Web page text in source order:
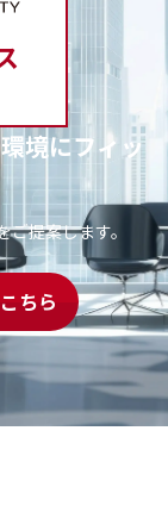
境にフィッ
提案します。
ちら